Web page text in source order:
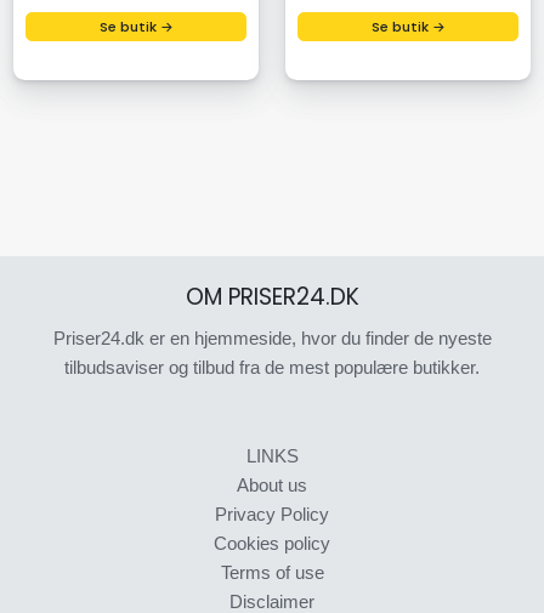
Se butik → Se butik →
OM PRISER24.DK
Priser24.dk er en hjemmeside, hvor du finder de nyeste
tilbudsaviser og tilbud fra de mest populære butikker.
LINKS
About us
Privacy Policy
Cookies policy
Terms of use
Disclaimer